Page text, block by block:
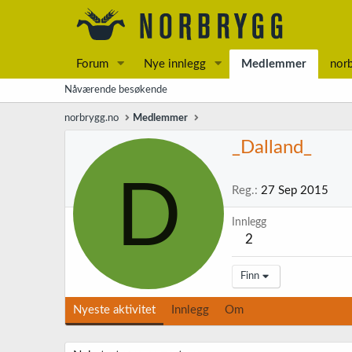
Forum Nye innlegg Medlemmer
Nåværende besøkende
norbrygg.no Medlemmer
D
_Dalland_
Reg. 27 Sep 2015
Innlegg
2
Finn
Nyeste aktivitet Innlegg Om